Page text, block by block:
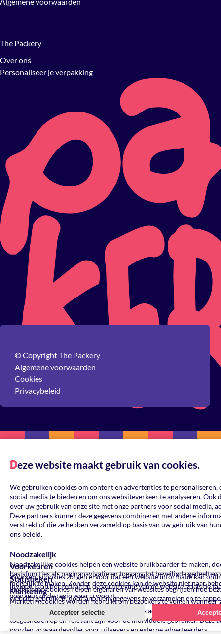
Algemene voorwaarden
The Packery
Over ons
Personaliseer je verpakking
© Copyright The Packery
Algemene voorwaarden
Cookies
Privacybeleid
Deze website maakt gebruik van cookies.
We gebruiken cookies om content en advertenties te
social media te bieden en om ons websiteverkeer te analyseren. Ook
over uw gebruik van onze site met onze partners voor social media,
Deze partners kunnen deze gegevens combineren met andere
verstrekt of die ze hebben verzameld op basis van uw gebruik van
ons beleid.
Noodzakelijk
Noodzakelijke cookies helpen een website bruikbaarder te maken,
basisfuncties als paginanavigatie en toegang tot beveiligde gedeelten
mogelijk te maken. Zonder deze cookies kan de website niet naar
Voorkeuren
Voorkeurscookies zorgen ervoor dat een website informatie kan
invloed is op het gedrag en de vormgeving van de website, zoals de
voorkeur of de regio waar u woont.
Statistieken
Statistische cookies helpen eigenaren van websites begrijpen hoe
website gebruiken, door anoniem gegevens te verzamelen en te
Marketing
Marketingcookies worden gebruikt om bezoekers te volgen wanneer
verschillende websites bezoeken. Hun doel is advertenties
toegesneden op en relevant zijn voor de individuele gebruiker. Deze
worden zo waardevoller voor uitgevers en externe adverteerders.
Accepteer selectie